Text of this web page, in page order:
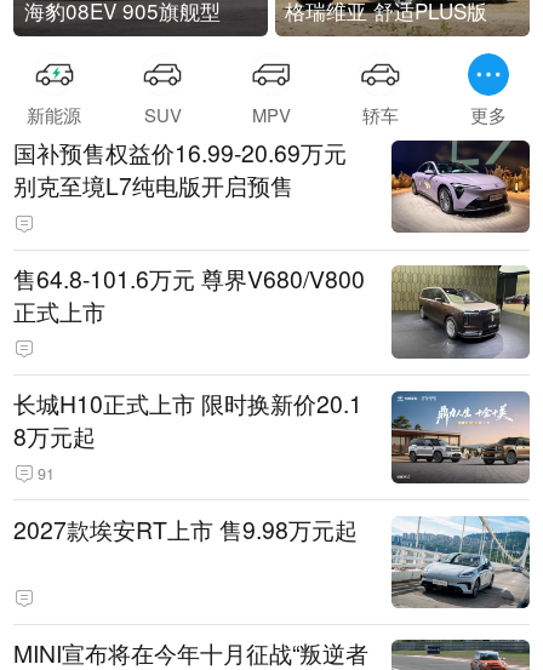
海豹08EV 905旗舰型 格瑞维亚 舒适PLUS版
新能源 SUV MPV 轿车 更多
国补预售权益价16.99-20.69万元
别克至境L7纯电版开启预售
售64.8-101.6万元 尊界V680/V800
正式上市
长城H10正式上市 限时换新价20.1
8万元起
91
2027款埃安RT上市 售9.98万元起
MINI宣布将在今年十月征战“叛逆者